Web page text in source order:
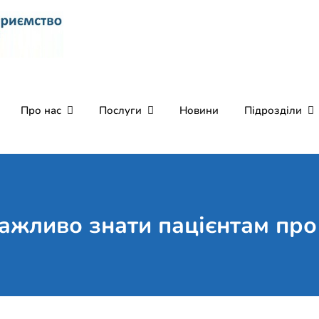
Про нас Послуги Новини Підрозділи
знати пацієнтам про